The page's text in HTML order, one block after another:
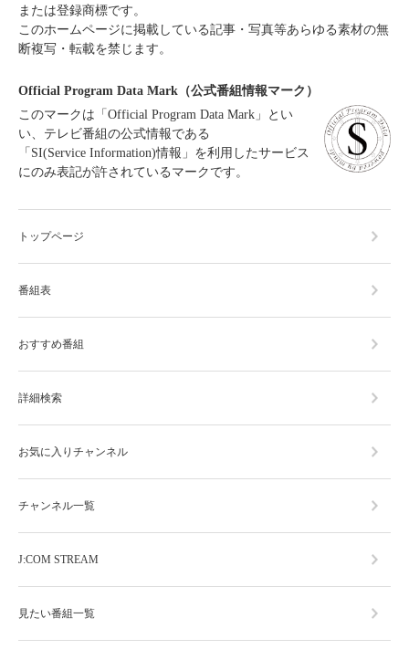
または登録商標です。
このホームページに掲載している記事・写真等あらゆる素材の無
断複写・転載を禁じます。
Official Program Data Mark（公式番組情報マーク）
このマークは「Official Program Data Mark」とい
い、テレビ番組の公式情報である
「SI(Service Information)情報」を利用したサービス
にのみ表記が許されているマークです。
トップページ
番組表
おすすめ番組
詳細検索
お気に入りチャンネル
チャンネル一覧
J:COM STREAM
見たい番組一覧